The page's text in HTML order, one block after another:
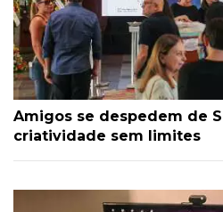
Amigos se despedem de
criatividade sem limites